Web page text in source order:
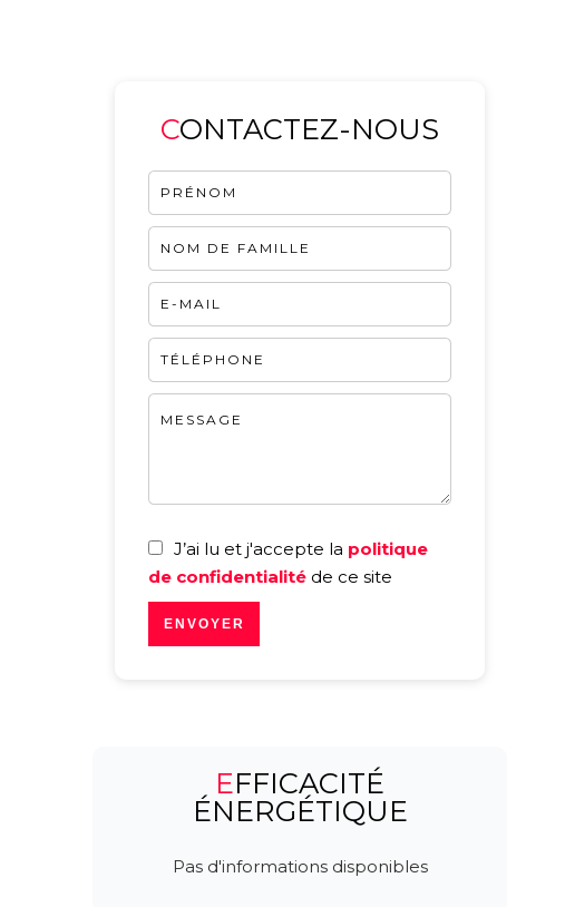
CONTACTEZ-NOUS
J’ai lu et j'accepte la politique
de confidentialité de ce site
ENVOYER
EFFICACITÉ
ÉNERGÉTIQUE
Pas d'informations disponibles